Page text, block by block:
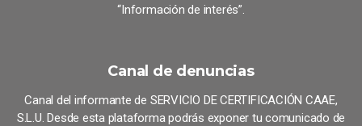
“Información de interés”.
Canal de denuncias
Canal del informante de SERVICIO DE CERTIFICACIÓN CAAE,
S.L.U. Desde esta plataforma podrás exponer tu comunicado de